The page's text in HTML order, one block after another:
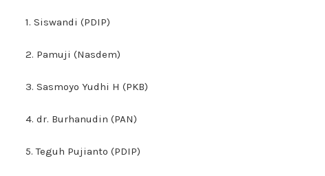
1. Siswandi (PDIP)
2. Pamuji (Nasdem)
3. Sasmoyo Yudhi H (PKB)
4. dr. Burhanudin (PAN)
5. Teguh Pujianto (PDIP)